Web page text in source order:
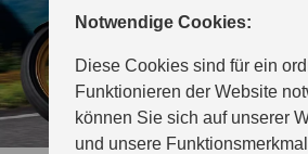
Notwendige Cookies:
Diese Cookies sind für ein
Funktionieren der Website
können Sie sich auf unserer
und unsere